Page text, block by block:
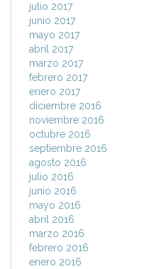
julio 2017
junio 2017
mayo 2017
abril 2017
marzo 2017
febrero 2017
enero 2017
diciembre 2016
noviembre 2016
octubre 2016
septiembre 2016
agosto 2016
julio 2016
junio 2016
mayo 2016
abril 2016
marzo 2016
febrero 2016
enero 2016